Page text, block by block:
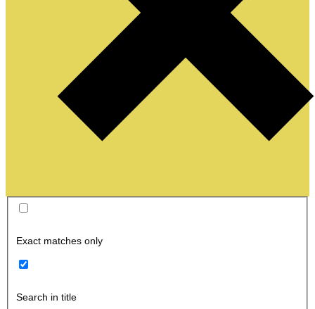
Exact matches only
Search in title